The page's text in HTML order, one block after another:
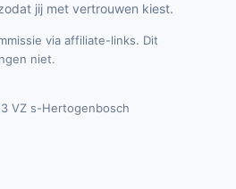
jij met vertrouwen kiest.
via affiliate-links. Dit
niet.
VZ s-Hertogenbosch